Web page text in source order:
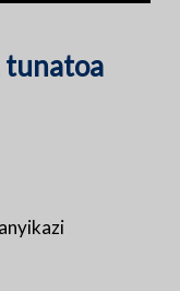
tunatoa